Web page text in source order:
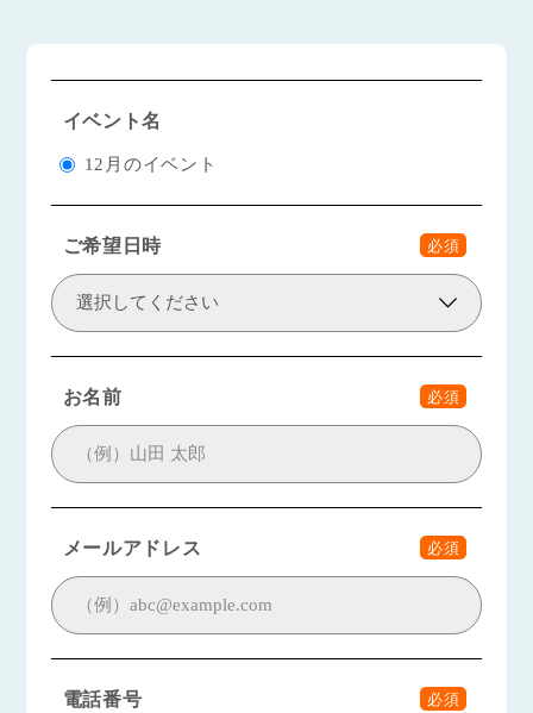
イベント名
12月のイベント
ご希望日時 必須
お名前 必須
メールアドレス 必須
電話番号 必須